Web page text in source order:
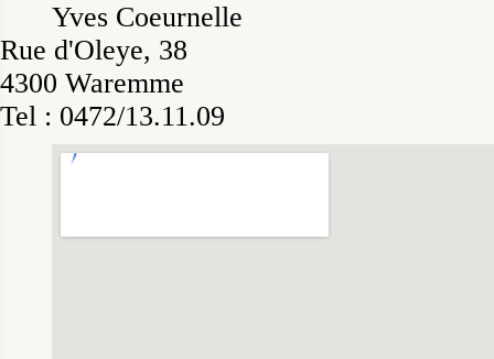
Yves Coeurnelle
Rue d'Oleye, 38
4300 Waremme
Tel : 0472/13.11.09